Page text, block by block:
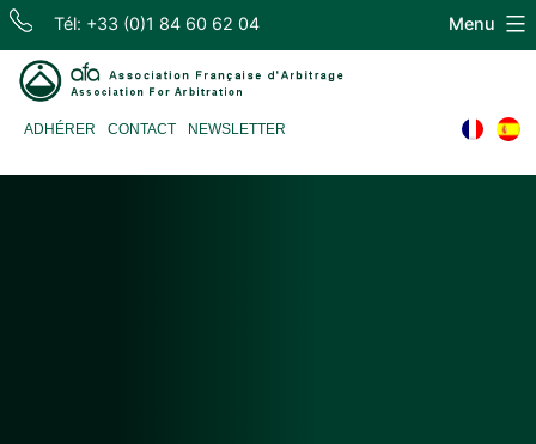
Skip
content
Tél: +33 (0)1 84 60 62 04
d'Arbitrage
ADHÉRER CONTACT NEWSLETTER
Menu